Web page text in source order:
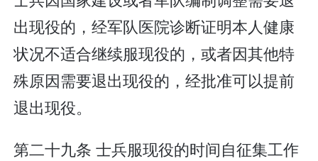
出现役的，经军队医院诊断证明本人健康
状况不适合继续服现役的，或者因其他特
殊原因需要退出现役的，经批准可以提前
退出现役。
第二十九条 士兵服现役的时间自征集工作